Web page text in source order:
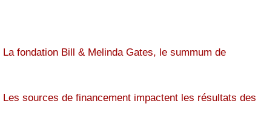
La fondation Bill & Melinda Gates, le summum de
Les sources de financement impactent les résultats des